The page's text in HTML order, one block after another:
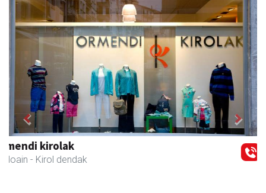
GF akademia
Andoain - Akademiak
Previous Next